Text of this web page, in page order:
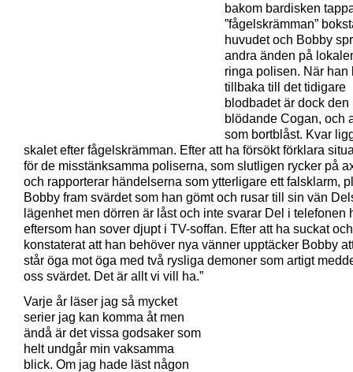
bakom bardisken
”fågelskrämman”
huvudet och Bobby
andra änden på
ringa polisen. När han
tillbaka till det tidigare
blodbadet är dock den
blödande Cogan, och
som bortblåst. Kvar
skalet efter fågelskrämman. Efter att ha försökt förklara
för de misstänksamma poliserna, som slutligen rycker på
och rapporterar händelserna som ytterligare ett falsklarm,
Bobby fram svärdet som han gömt och rusar till sin vän
lägenhet men dörren är låst och inte svarar Del i telefonen
eftersom han sover djupt i TV-soffan. Efter att ha suckat och
konstaterat att han behöver nya vänner upptäcker Bobby
står öga mot öga med två rysliga demoner som artigt
oss svärdet. Det är allt vi vill ha.”
Varje år läser jag så mycket
serier jag kan komma åt men
ändå är det vissa godsaker som
helt undgår min vaksamma
blick. Om jag hade läst någon